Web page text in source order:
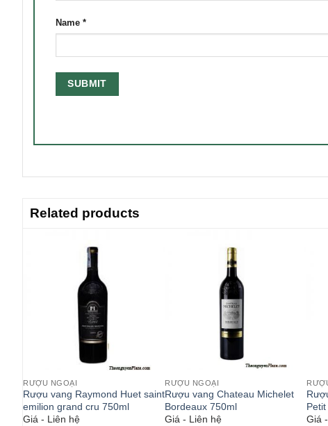
Name *
Related products
RƯỢU NGOẠI
Rượu vang Raymond Huet saint
emilion grand cru 750ml
Giá - Liên hệ
RƯỢU NGOẠI
Rượu vang Chateau Michelet
Bordeaux 750ml
Giá - Liên hệ
Giá